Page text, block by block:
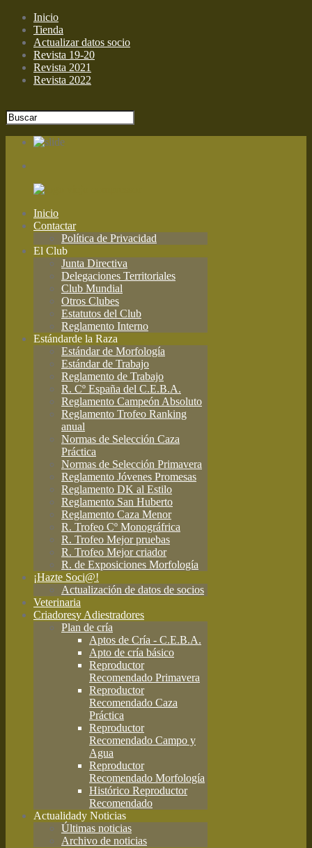
Inicio
Tienda
Actualizar datos socio
Revista 19-20
Revista 2021
Revista 2022
Inicio
Contactar
Política de Privacidad
El Club
Junta Directiva
Delegaciones Territoriales
Club Mundial
Otros Clubes
Estatutos del Club
Reglamento Interno
Estándarde la Raza
Estándar de Morfología
Estándar de Trabajo
Reglamento de Trabajo
R. Cº España del C.E.B.A.
Reglamento Campeón Absoluto
Reglamento Trofeo Ranking
anual
Normas de Selección Caza
Práctica
Normas de Selección Primavera
Reglamento Jóvenes Promesas
Reglamento DK al Estilo
Reglamento San Huberto
Reglamento Caza Menor
R. Trofeo Cº Monográfrica
R. Trofeo Mejor pruebas
R. Trofeo Mejor criador
R. de Exposiciones Morfología
¡Hazte Soci@!
Actualización de datos de socios
Veterinaria
Criadoresy Adiestradores
Plan de cría
Aptos de Cría - C.E.B.A.
Apto de cría básico
Reproductor
Recomendado Primavera
Reproductor
Recomendado Caza
Práctica
Reproductor
Recomendado Campo y
Agua
Reproductor
Recomendado Morfología
Histórico Reproductor
Recomendado
Actualidady Noticias
Últimas noticias
Archivo de noticias